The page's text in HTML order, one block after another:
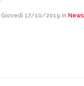
Giovedì 17/10/2019 in News